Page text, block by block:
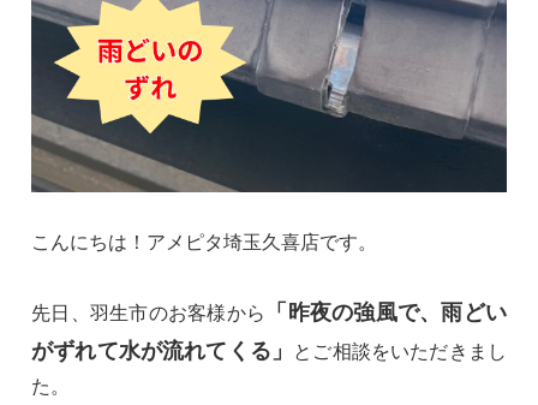
こんにちは！アメピタ埼玉久喜店です。
先日、羽生市のお客様から
「昨夜の強風で、雨どい
がずれて水が流れてくる」
とご相談をいただきまし
た。